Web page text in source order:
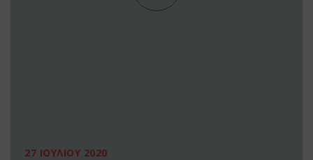
27 ΙΟΥΛΙΟΥ 2020